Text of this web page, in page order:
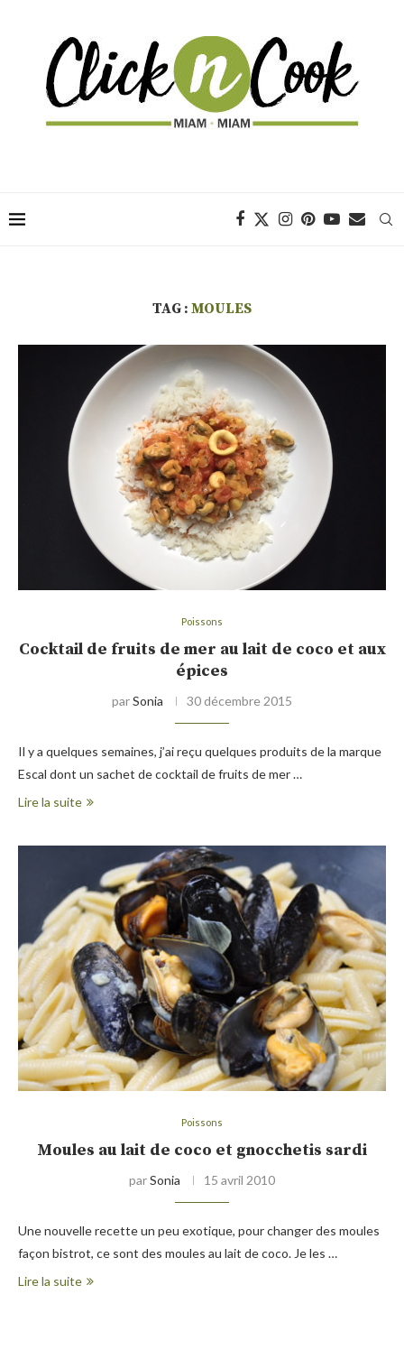
TAG : MOULES
Poissons
Cocktail de fruits de mer au lait de coco et aux
épices
parSonia 30 décembre 2015
Il y a quelques semaines, j’ai reçu quelques produits de la marque
Escal dont un sachet de cocktail de fruits de mer …
Lire la suite
Poissons
Moules au lait de coco et gnocchetis sardi
parSonia 15 avril 2010
Une nouvelle recette un peu exotique, pour changer des moules
façon bistrot, ce sont des moules au lait de coco. Je les …
Lire la suite